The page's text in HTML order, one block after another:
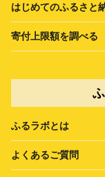
はじめてのふるさと
寄付上限額を調べる
ふるラボとは
よくあるご質問